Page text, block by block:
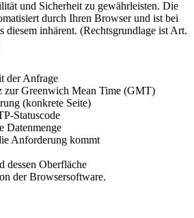
und Sicherheit zu gewährleisten. Die
durch Ihren Browser und ist bei
diesem inhärent. (Rechtsgrundlage ist Art.
der Anfrage
zur Greenwich Mean Time (GMT)
(konkrete Seite)
Statuscode
Datenmenge
Anforderung kommt
dessen Oberfläche
der Browsersoftware.